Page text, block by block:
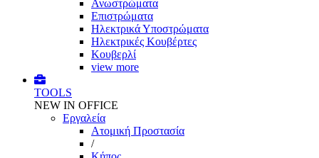
Ανωστρώματα
Επιστρώματα
Ηλεκτρικά Υποστρώματα
Ηλεκτρικές Κουβέρτες
Κουβερλί
view more
TOOLS
NEW IN OFFICE
Εργαλεία
Aτομική Προστασία
/